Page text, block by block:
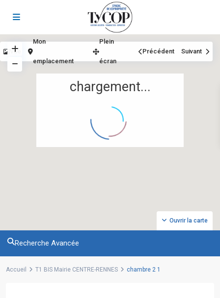
chargement...
Ouvrir la carte
Vue
Mon
emplacement
Plein
écran
Précédent Suivant
Recherche Avancée
Accueil T1 BIS Mairie CENTRE-RENNES chambre 2 1